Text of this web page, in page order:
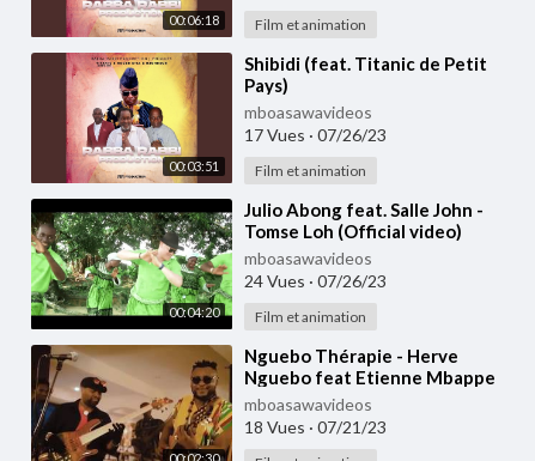
00:06:18 Film et animation
00:03:51
⁣Shibidi (feat. Titanic de Petit
Pays)
mboasawavideos
17 Vues · 07/26/23
Film et animation
00:04:20
⁣Julio Abong feat. Salle John -
Tomse Loh (Official video)
mboasawavideos
24 Vues · 07/26/23
Film et animation
⁣Nguebo Thérapie - Herve
Nguebo feat Etienne Mbappe
(live)
mboasawavideos
18 Vues · 07/21/23